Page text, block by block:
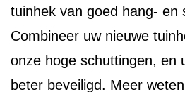
tuinhek van goed hang- en
Combineer uw nieuwe
onze hoge schuttingen, en
beter beveiligd. Meer